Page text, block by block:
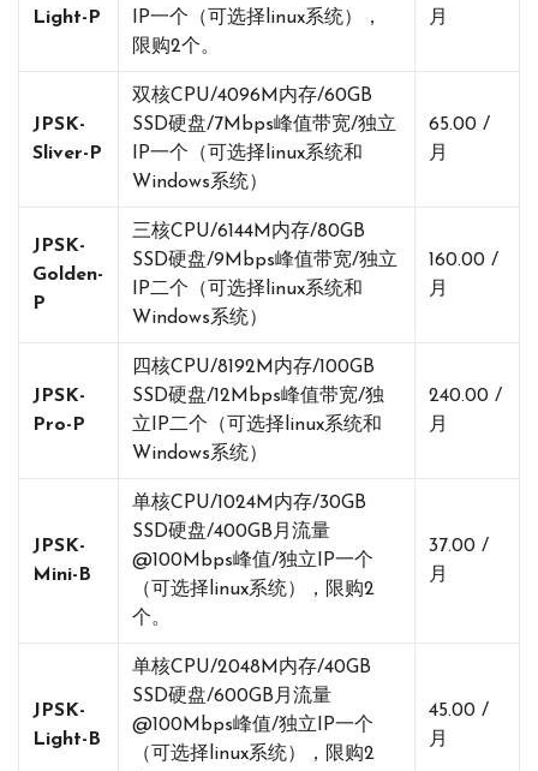
Light-P
IP一个（可选择linux系统），
限购2个。
月
JPSK-
Sliver-P
双核CPU/4096M内存/60GB
SSD硬盘/7Mbps峰值带宽/独立
IP一个（可选择linux系统和
Windows系统）
65.00 /
月
JPSK-
Golden-
P
三核CPU/6144M内存/80GB
SSD硬盘/9Mbps峰值带宽/独立
IP二个（可选择linux系统和
Windows系统）
160.00 /
月
JPSK-
Pro-P
四核CPU/8192M内存/100GB
SSD硬盘/12Mbps峰值带宽/独
立IP二个（可选择linux系统和
Windows系统）
240.00 /
月
JPSK-
Mini-B
单核CPU/1024M内存/30GB
SSD硬盘/400GB月流量
@100Mbps峰值/独立IP一个
（可选择linux系统），限购2
个。
37.00 /
月
JPSK-
Light-B
单核CPU/2048M内存/40GB
SSD硬盘/600GB月流量
@100Mbps峰值/独立IP一个
（可选择linux系统），限购2
45.00 /
月